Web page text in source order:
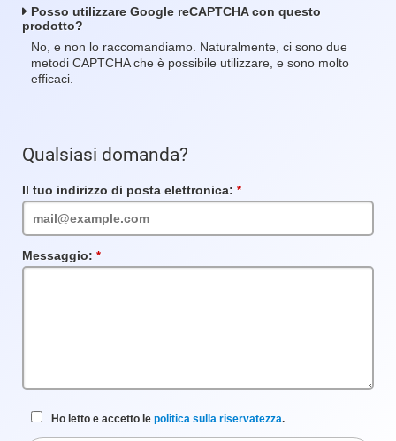
Posso utilizzare Google reCAPTCHA con questo
prodotto?
No, e non lo raccomandiamo. Naturalmente, ci sono due
metodi CAPTCHA che è possibile utilizzare, e sono molto
efficaci.
Qualsiasi domanda?
Il tuo indirizzo di posta elettronica:
obbligatorio
Messaggio:
obbligatorio
Ho letto e accetto le politica sulla riservatezza.